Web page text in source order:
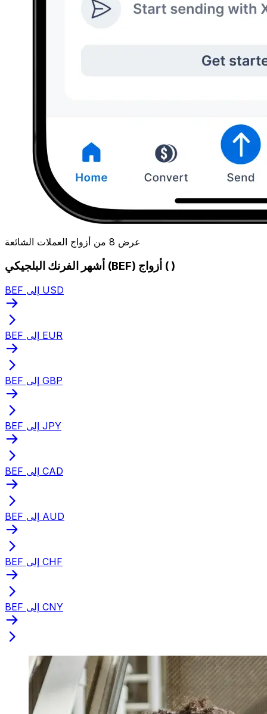
عرض 8 من أزواج العملات الشائعة
أشهر الفرنك البلجيكي (BEF) أزواج ( )
BEF إلى USD
BEF إلى EUR
BEF إلى GBP
BEF إلى JPY
BEF إلى CAD
BEF إلى AUD
BEF إلى CHF
BEF إلى CNY